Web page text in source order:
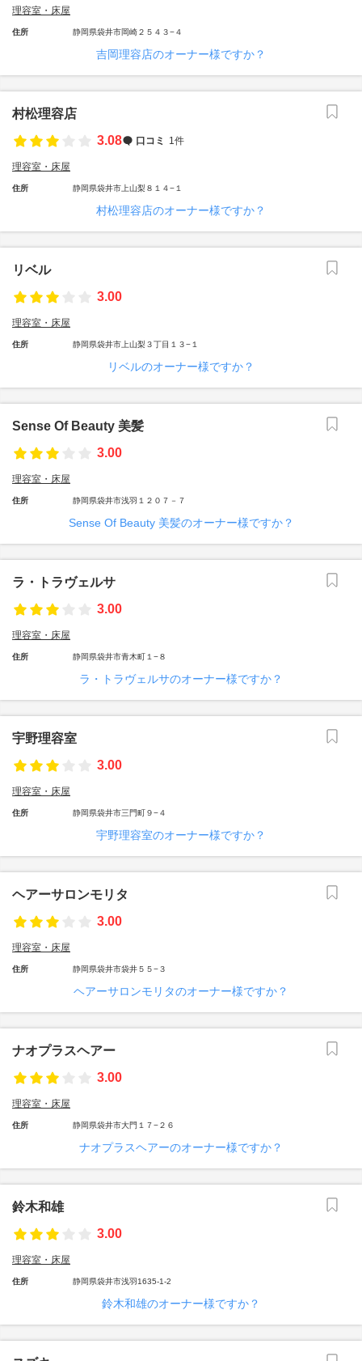
理容室・床屋
住所 静岡県袋井市岡崎２５４３−４
吉岡理容店のオーナー様ですか？
村松理容店
3.08
口コミ 1件
理容室・床屋
住所 静岡県袋井市上山梨８１４−１
村松理容店のオーナー様ですか？
リベル
3.00
理容室・床屋
住所 静岡県袋井市上山梨３丁目１３−１
リベルのオーナー様ですか？
Sense Of Beauty 美髪
3.00
理容室・床屋
住所 静岡県袋井市浅羽１２０７－７
Sense Of Beauty 美髪のオーナー様ですか？
ラ・トラヴェルサ
3.00
理容室・床屋
住所 静岡県袋井市青木町１−８
ラ・トラヴェルサのオーナー様ですか？
宇野理容室
3.00
理容室・床屋
住所 静岡県袋井市三門町９−４
宇野理容室のオーナー様ですか？
ヘアーサロンモリタ
3.00
理容室・床屋
住所 静岡県袋井市袋井５５−３
ヘアーサロンモリタのオーナー様ですか？
ナオプラスヘアー
3.00
理容室・床屋
住所 静岡県袋井市大門１７−２６
ナオプラスヘアーのオーナー様ですか？
鈴木和雄
3.00
理容室・床屋
住所 静岡県袋井市浅羽1635-1-2
鈴木和雄のオーナー様ですか？